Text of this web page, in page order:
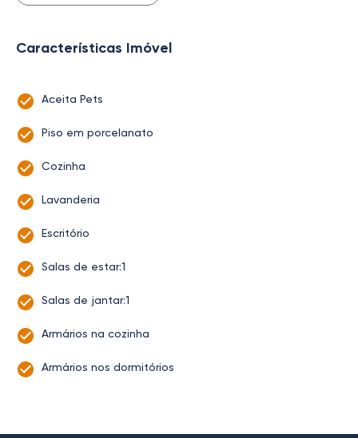
Características Imóvel
Aceita Pets
Piso em porcelanato
Cozinha
Lavanderia
Escritório
Salas de estar:1
Salas de jantar:1
Armários na cozinha
Armários nos dormitórios